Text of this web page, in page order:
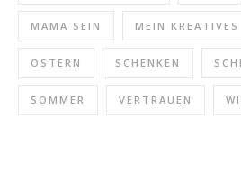
MAMA SEIN MEIN
OSTERN SCHENKEN
SOMMER VERTRAUEN